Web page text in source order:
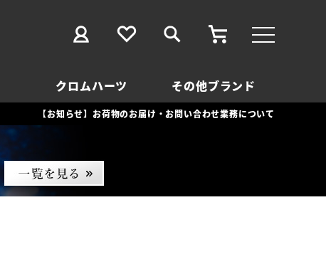
クロムハーツ その他ブランド
【お知らせ】お荷物のお届け・お問い合わせ業務について